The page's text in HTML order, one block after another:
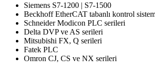
Siemens S7-1200 | S7-1500
Beckhoff EtherCAT tabanlı kontrol
Schneider Modicon PLC serileri
Delta DVP ve AS serileri
Mitsubishi FX, Q serileri
Fatek PLC
Omron CJ, CS ve NX serileri